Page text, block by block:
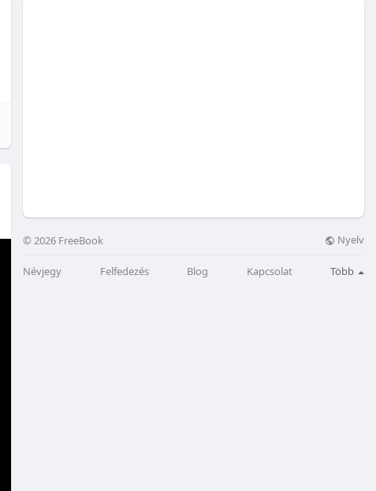
© 2026 FreeBook Nyelv
Névjegy Felfedezés Blog Kapcsolat Több